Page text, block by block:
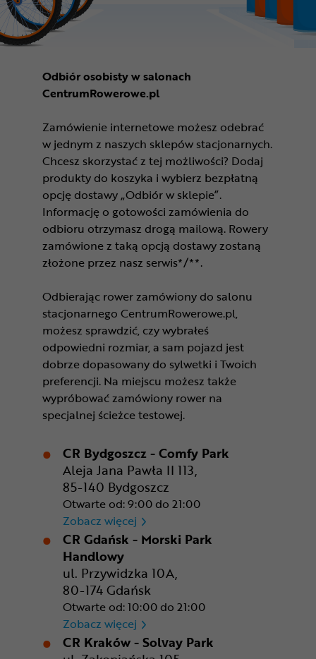
Odbiór osobisty w salonach
CentrumRowerowe.pl
Zamówienie internetowe możesz odebrać
w jednym z naszych sklepów stacjonarnych.
Chcesz skorzystać z tej możliwości? Dodaj
produkty do koszyka i wybierz bezpłatną
opcję dostawy „Odbiór w sklepie”.
Informację o gotowości zamówienia do
odbioru otrzymasz drogą mailową. Rowery
zamówione z taką opcją dostawy zostaną
złożone przez nasz serwis*/**.
Odbierając rower zamówiony do salonu
stacjonarnego CentrumRowerowe.pl,
możesz sprawdzić, czy wybrałeś
odpowiedni rozmiar, a sam pojazd jest
dobrze dopasowany do sylwetki i Twoich
preferencji. Na miejscu możesz także
wypróbować zamówiony rower na
specjalnej ścieżce testowej.
CR Bydgoszcz - Comfy Park
Aleja Jana Pawła II 113,
85-140 Bydgoszcz
Otwarte od: 9:00 do 21:00
Zobacz więcej CR Bydgoszcz - Comfy Park
CR Gdańsk - Morski Park
Handlowy
ul. Przywidzka 10A,
80-174 Gdańsk
Otwarte od: 10:00 do 21:00
Zobacz więcej CR Gdańsk - Morski Park
CR Kraków - Solvay Park